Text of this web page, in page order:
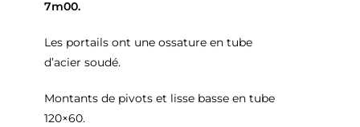
7m00.
Les portails ont une ossature en tube
d’acier soudé.
Montants de pivots et lisse basse en tube
120×60.